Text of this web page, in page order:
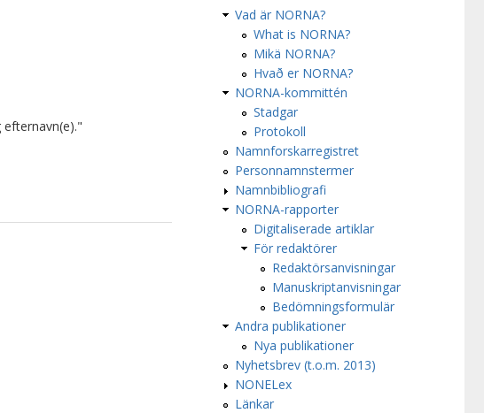
Vad är NORNA?
What is NORNA?
Mikä NORNA?
Hvað er NORNA?
NORNA-kommittén
Stadgar
Protokoll
Namnforskarregistret
Personnamnstermer
Namnbibliografi
NORNA-rapporter
Digitaliserade artiklar
För redaktörer
Redaktörsanvisningar
Manuskriptanvisningar
Bedömningsformulär
Andra publikationer
Nya publikationer
Nyhetsbrev (t.o.m. 2013)
NONELex
Länkar